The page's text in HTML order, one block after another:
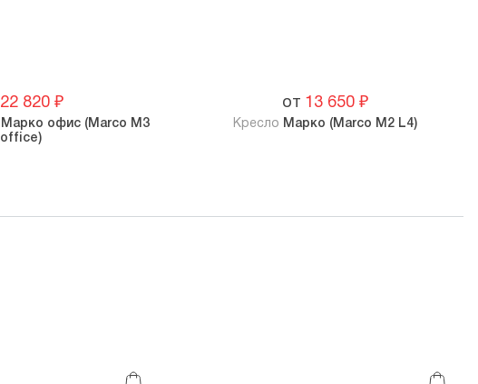
22 820 ₽
Марко офис (Marco M3
office)
от 13 650₽
Кресло Марко (Marco M2 L4)